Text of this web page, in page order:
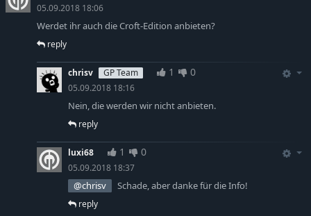
05.09.2018 18:06
Werdet ihr auch die Croft-Edition anbieten?
reply
chrisv GP Team 1 0
05.09.2018 18:16
Nein, die werden wir nicht anbieten.
reply
luxi68 1 0
05.09.2018 18:37
@chrisv Schade, aber danke für die Info!
reply